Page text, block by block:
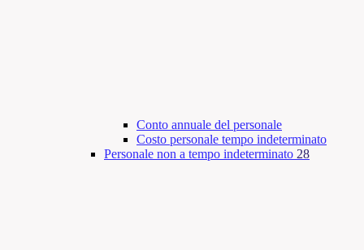
Conto annuale del personale
Costo personale tempo indeterminato
Personale non a tempo indeterminato 28